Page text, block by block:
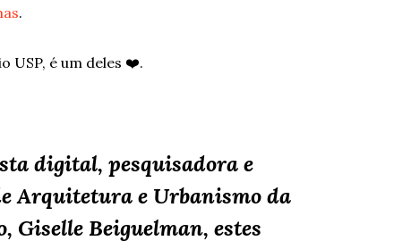
.
USP, é um deles ❤️.
digital, pesquisadora e
Arquitetura e Urbanismo da
Giselle Beiguelman, estes